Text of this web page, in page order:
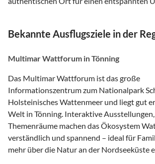
Bekannte Ausflugsziele in der
Multimar Wattforum in Tönning
Das Multimar Wattforum ist das große
Informationszentrum zum Nationalpark
Holsteinisches Wattenmeer und liegt gut
Welt in Tönning. Interaktive
Themenräume machen das Ökosystem
verständlich und spannend – ideal für
mehr über die Natur an der Nordseeküste